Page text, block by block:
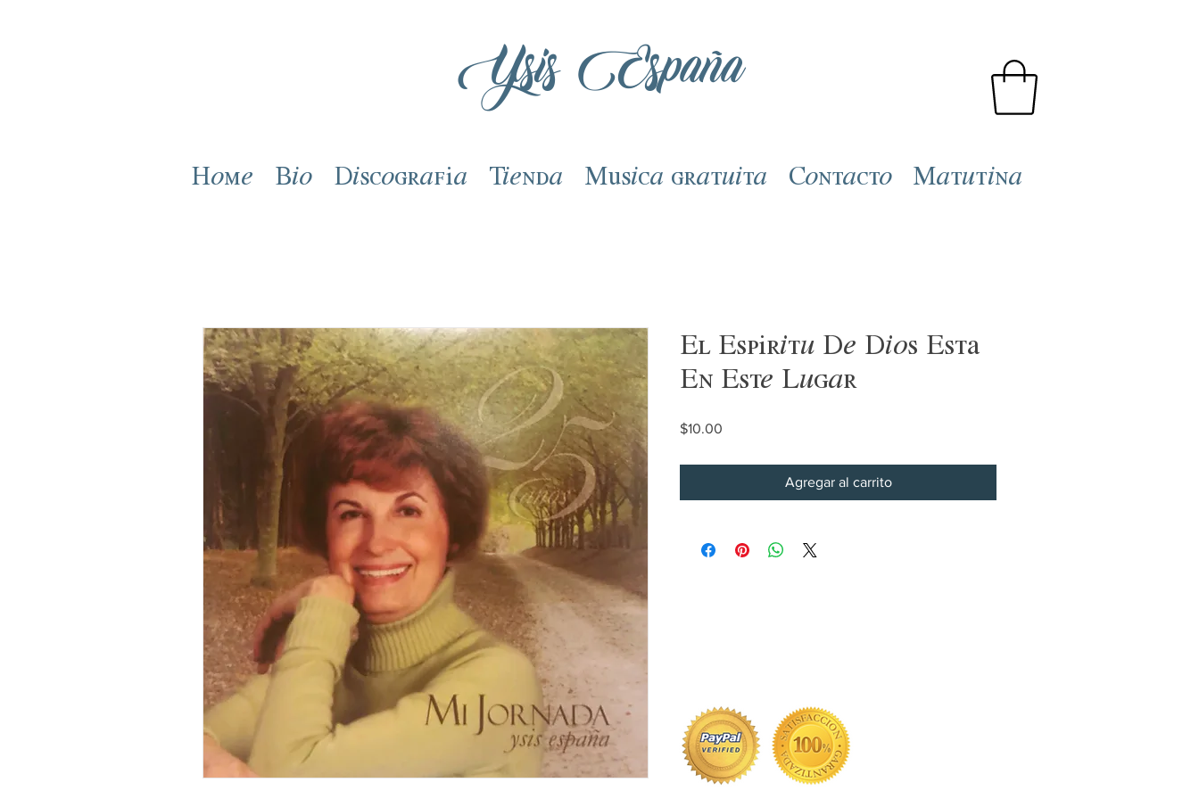
Ysis España
Home Bio Discografía Tienda Música gratuita Contacto Matutina
El Espíritu De Dios Está
En Este Lugar
$10.00
Agregar al carrito